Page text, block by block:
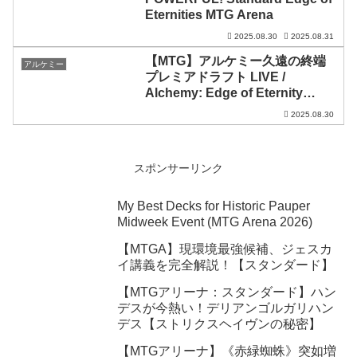
Eternities MTG Arena
2025.08.30 2025.08.31
アルケミー
【MTG】アルケミー久遠の終端
プレミアドラフト LIVE /
Alchemy: Edge of Eternity
Premier Draft LIVE【EOE】2025.08.30
スポンサーリンク
My Best Decks for Historic Pauper
Midweek Event (MTG Arena 2026)
【MTGA】現環境最強候補、ジェスカ
イ講義を完全解説！【スタンダード】
【MTGアリーナ：スタンダード】ハン
デスが今熱い！デリアンゴルガリハン
デス【ストリクスヘイヴンの秘密】
【MTGアリーナ】《赤緑蜘蛛》突如増